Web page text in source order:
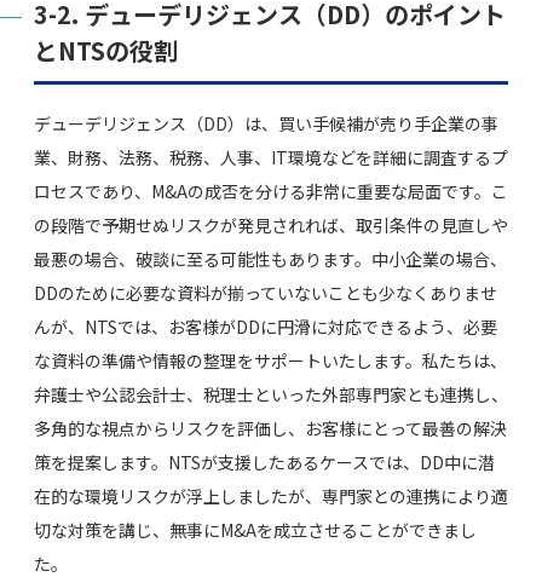
3-2. デューデリジェンス（DD）のポイント
とNTSの役割
デューデリジェンス（DD）は、買い手候補が売り手企業の事
業、財務、法務、税務、人事、IT環境などを詳細に調査するプ
ロセスであり、M&Aの成否を分ける非常に重要な局面です。こ
の段階で予期せぬリスクが発見されれば、取引条件の見直しや
最悪の場合、破談に至る可能性もあります。中小企業の場合、
DDのために必要な資料が揃っていないことも少なくありませ
んが、NTSでは、お客様がDDに円滑に対応できるよう、必要
な資料の準備や情報の整理をサポートいたします。私たちは、
弁護士や公認会計士、税理士といった外部専門家とも連携し、
多角的な視点からリスクを評価し、お客様にとって最善の解決
策を提案します。NTSが支援したあるケースでは、DD中に潜
在的な環境リスクが浮上しましたが、専門家との連携により適
切な対策を講じ、無事にM&Aを成立させることができまし
た。